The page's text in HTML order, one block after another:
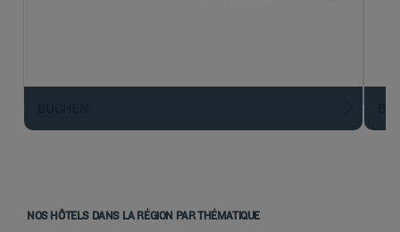
NOS HÔTELS DANS LA RÉGION PAR THÉMATIQUE